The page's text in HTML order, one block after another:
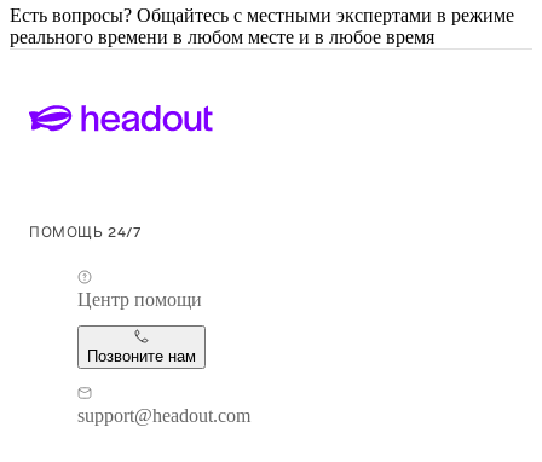
Есть вопросы? Общайтесь с местными экспертами в режиме
реального времени в любом месте и в любое время
ПОМОЩЬ 24/7
Центр помощи
Позвоните нам
support@headout.com